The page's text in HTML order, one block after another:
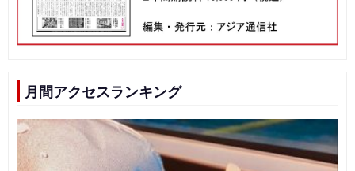
月間アクセスランキング